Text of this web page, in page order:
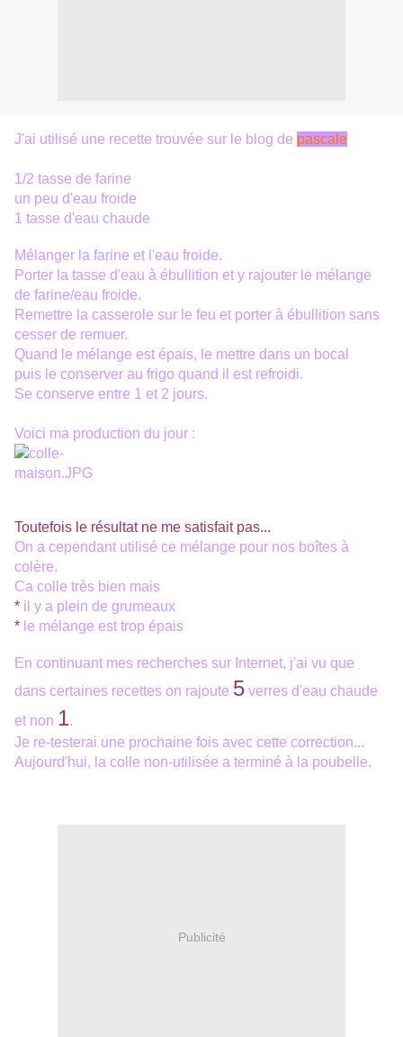
J'ai utilisé une recette trouvée sur le blog de pascale
1/2 tasse de farine
un peu d'eau froide
1 tasse d'eau chaude
Mélanger la farine et l'eau froide.
Porter la tasse d'eau à ébullition et y rajouter le mélange
de farine/eau froide.
Remettre la casserole sur le feu et porter à ébullition sans
cesser de remuer.
Quand le mélange est épais, le mettre dans un bocal
puis le conserver au frigo quand il est refroidi.
Se conserve entre 1 et 2 jours.
Voici ma production du jour :
Toutefois le résultat ne me satisfait pas...
On a cependant utilisé ce mélange pour nos boîtes à
colère.
Ca colle très bien mais
* il y a plein de grumeaux
* le mélange est trop épais
En continuant mes recherches sur Internet, j'ai vu que
dans certaines recettes on rajoute 5 verres d'eau chaude
et non 1.
Je re-testerai une prochaine fois avec cette correction...
Aujourd'hui, la colle non-utilisée a terminé à la poubelle.
Publicité